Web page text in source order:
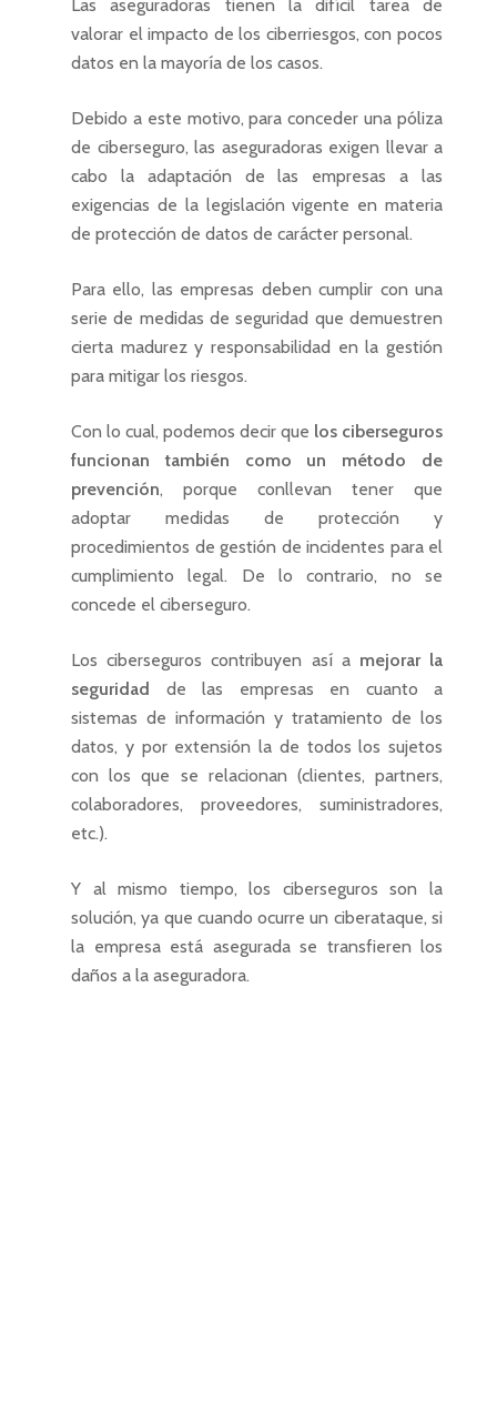
Las aseguradoras tienen la difícil tarea de
valorar el impacto de los ciberriesgos, con pocos
datos en la mayoría de los casos.
Debido a este motivo, para conceder una póliza
de ciberseguro, las aseguradoras exigen llevar a
cabo la adaptación de las empresas a las
exigencias de la legislación vigente en materia
de protección de datos de carácter personal.
Para ello, las empresas deben cumplir con una
serie de medidas de seguridad que demuestren
cierta madurez y responsabilidad en la gestión
para mitigar los riesgos.
Con lo cual, podemos decir que los ciberseguros
funcionan también como un método de
prevención, porque conllevan tener que
adoptar medidas de protección y
procedimientos de gestión de incidentes para el
cumplimiento legal. De lo contrario, no se
concede el ciberseguro.
Los ciberseguros contribuyen así a mejorar la
seguridad de las empresas en cuanto a
sistemas de información y tratamiento de los
datos, y por extensión la de todos los sujetos
con los que se relacionan (clientes, partners,
colaboradores, proveedores, suministradores,
etc.).
Y al mismo tiempo, los ciberseguros son la
solución, ya que cuando ocurre un ciberataque, si
la empresa está asegurada se transfieren los
daños a la aseguradora.